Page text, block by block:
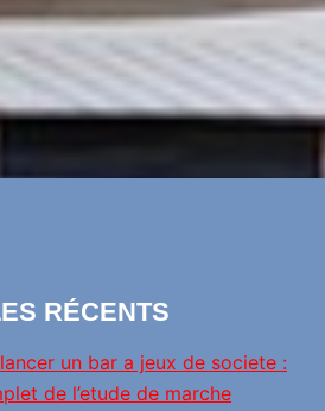
RÉCENTS
un bar a jeux de societe :
de l’etude de marche